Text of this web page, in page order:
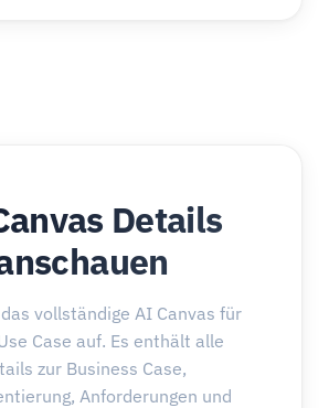
Details
vollständige AI Canvas für
Case auf. Es enthält alle
zur Business Case,
Anforderungen und